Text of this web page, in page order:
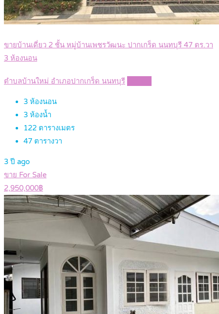
ขายบ้านเดี่ยว 2 ชั้น หมู่บ้านเพชรวัฒนะ ปากเกร็ด นนทบุรี 47 ตร.วา
3 ห้องนอน
ตำบลบ้านใหม่ อำเภอปากเกร็ด นนทบุรี
3 ห้องนอน
3 ห้องน้ำ
122 ตารางเมตร
47 ตารางวา
3 ปี ago
ขาย For Sale
2,950,000฿